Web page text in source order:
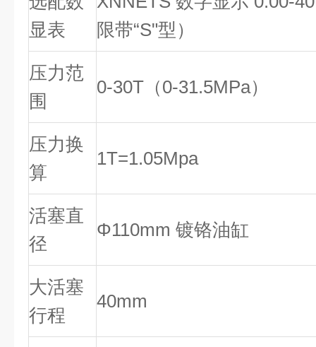
显表
限带“S"型）
压力范
围
0-30T（0-31.5MPa）
压力换
算
1T=1.05Mpa
活塞直
径
Φ110mm 镀铬油缸
大活塞
行程
40mm